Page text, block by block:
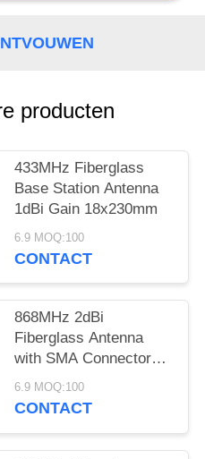
producten
433MHz Fiberglass
Base Station Antenna
1dBi Gain 18x230mm
6.9 MOQ:100
CONTACT
868MHz 2dBi
Fiberglass Antenna
with SMA Connector
18x230mm
6.9 MOQ:100
CONTACT